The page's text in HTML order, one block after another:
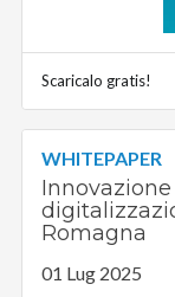
Scaricalo gratis!
WHITEPAPER
Romagna
01 Lug 2025